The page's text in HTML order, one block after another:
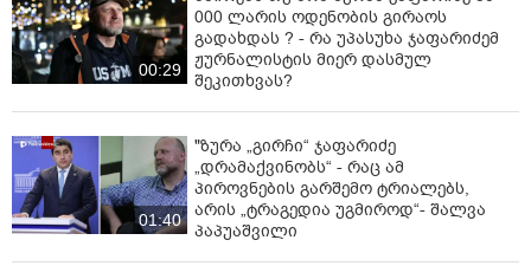
00:29
000 ლარის ოდენობის გირაოს
გადახდას ? - რა უპასუხა ჯაფარიძემ
ჟურნალისტის მიერ დასმულ
შეკითხვას?
01:40
"ზურა „გირჩი“ ჯაფარიძე
„დრამაქვინობს“ - რაც ამ
პიროვნების გარშემო ტრიალებს,
არის „ტრაგედია უგმიროდ“- შალვა
პაპუაშვილი